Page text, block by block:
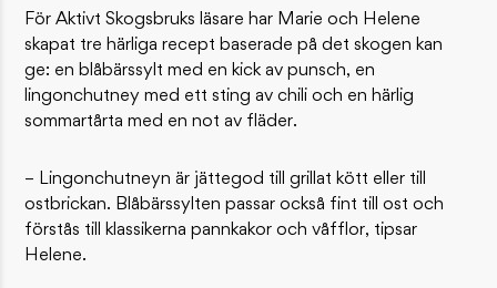
För Aktivt Skogsbruks läsare har Marie och Helene
skapat tre härliga recept baserade på det skogen kan
ge: en blåbärssylt med en kick av punsch, en
lingonchutney med ett sting av chili och en härlig
sommartårta med en not av fläder.
– Lingonchutneyn är jättegod till grillat kött eller till
ostbrickan. Blåbärssylten passar också fint till ost och
förstås till klassikerna pannkakor och våfflor, tipsar
Helene.